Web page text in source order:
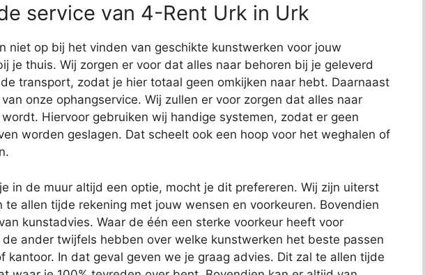
service van 4-Rent Urk in Urk
niet op bij het vinden van geschikte kunstwerken voor jouw
je thuis. Wij zorgen er voor dat alles naar behoren bij je geleverd
transport, zodat je hier totaal geen omkijken naar hebt. Daarnaast
onze ophangservice. Wij zullen er voor zorgen dat alles naar
Hiervoor gebruiken wij handige systemen, zodat er geen
worden geslagen. Dat scheelt ook een hoop voor het weghalen of
in de muur altijd een optie, mocht je dit prefereren. Wij zijn uiterst
allen tijde rekening met jouw wensen en voorkeuren. Bovendien
kunstadvies. Waar de één een sterke voorkeur heeft voor
ander twijfels hebben over welke kunstwerken het beste passen
kantoor. In dat geval geven we je graag advies. Dit zal te allen tijde